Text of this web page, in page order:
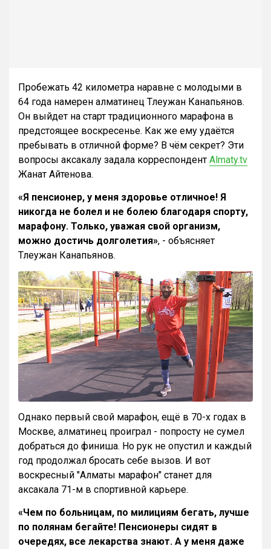
Пробежать 42 километра наравне с молодыми в
64 года намерен алматинец Тлеужан Канапьянов.
Он выйдет на старт традиционного марафона в
предстоящее воскресенье. Как же ему удаётся
пребывать в отличной форме? В чём секрет? Эти
вопросы аксакалу задала корреспондент Almaty.tv
Жанат Айтенова.
«Я пенсионер, у меня здоровье отличное! Я
никогда не болел и не болею благодаря спорту,
марафону. Только, уважая свой организм,
можно достичь долголетия», - объясняет
Тлеужан Канапьянов.
Однако первый свой марафон, ещё в 70-х годах в
Москве, алматинец проиграл - попросту не сумел
добраться до финиша. Но рук не опустил и каждый
год продолжал бросать себе вызов. И вот
воскресный "Алматы марафон" станет для
аксакала 71-м в спортивной карьере.
«Чем по больницам, по милициям бегать, лучше
по полянам бегайте! Пенсионеры сидят в
очередях, все лекарства знают. А у меня даже